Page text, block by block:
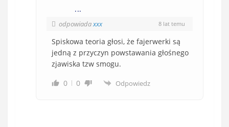
...
odpowiadaxxx 8 lat temu
Spiskowa teoria głosi, że fajerwerki są
jedną z przyczyn powstawania głośnego
zjawiska tzw smogu.
0
0 Odpowiedz